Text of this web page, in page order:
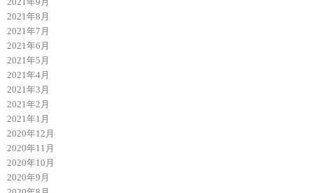
2021年8月
2021年7月
2021年6月
2021年5月
2021年4月
2021年3月
2021年2月
2021年1月
2020年12月
2020年11月
2020年10月
2020年9月